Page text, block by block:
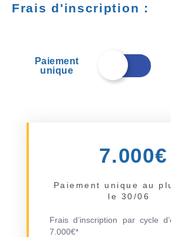
Frais d'inscription :
Paiement
unique
7.000€
Paiement unique au
le 30/06
Frais d’inscription par cycle
7.000€*